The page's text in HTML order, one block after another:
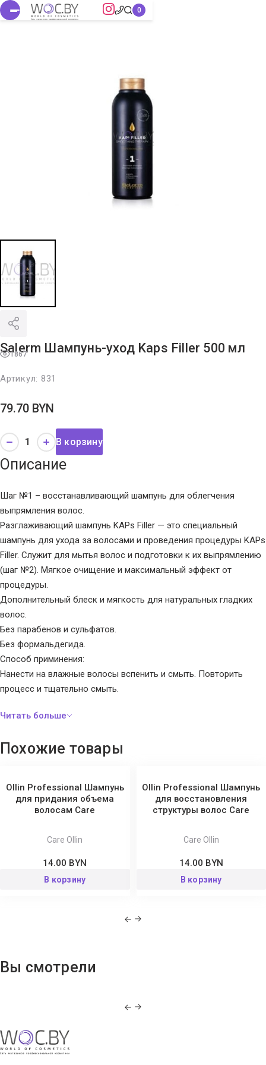
1867
Salerm Шампунь-уход Kaps Filler 500 мл
Артикул: 831
79.70 BYN
В корзину
Описание
Шаг №1 – восстанавливающий шампунь для облегчения
выпрямления волос.
Разглаживающий шампунь KAPs Filler — это специальный
шампунь для ухода за волосами и проведения процедуры KAPs
Filler. Служит для мытья волос и подготовки к их выпрямлению
(шаг №2). Мягкое очищение и максимальный эффект от
процедуры.
Дополнительный блеск и мягкость для натуральных гладких
волос.
Без парабенов и сульфатов.
Без формальдегида.
Способ приминения:
Нанести на влажные волосы вспенить и смыть. Повторить
процесс и тщательно смыть.
Похожие товары
Ollin Professional Шампунь
для придания объема
волосам Сare
Care Ollin
14.00 BYN
В корзину
Ollin Professional Шампунь
для восстановления
структуры волос Сare
Care Ollin
14.00 BYN
В корзину
Вы смотрели